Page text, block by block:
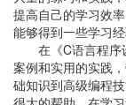
提高自己的学习效
能够得到一些学习
在《C语言程
案例和实用的实践
础知识到高级编程